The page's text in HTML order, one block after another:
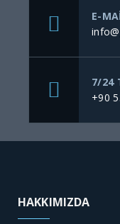
E-
7/24
+90
HAKKIMIZDA